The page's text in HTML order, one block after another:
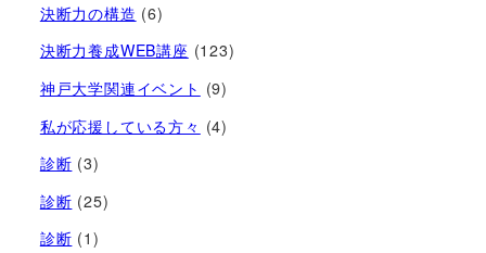
決断力の構造 (6)
決断力養成WEB講座 (123)
神戸大学関連イベント (9)
私が応援している方々 (4)
診断 (3)
診断 (25)
診断 (1)